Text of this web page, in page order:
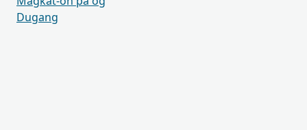
Dugang